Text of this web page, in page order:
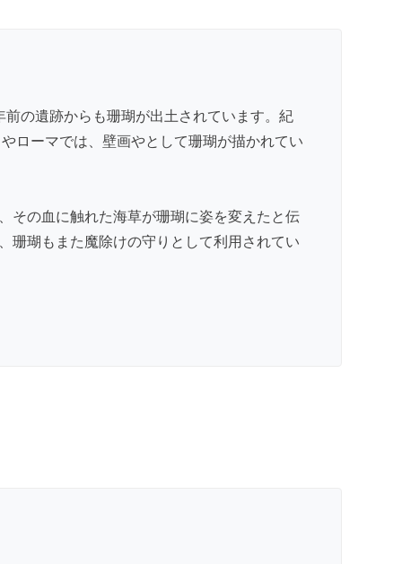
の遺跡からも珊瑚が出土されています。紀
ローマでは、壁画やとして珊瑚が描かれてい
その血に触れた海草が珊瑚に姿を変えたと伝
珊瑚もまた魔除けの守りとして利用されてい